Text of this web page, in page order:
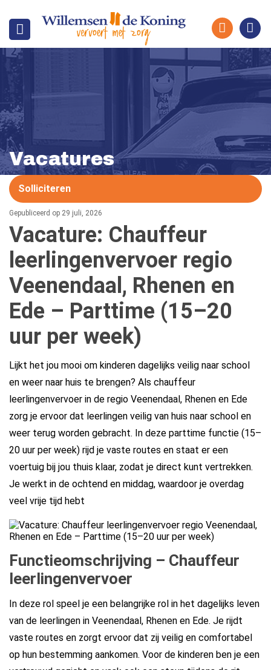
Vacatures
Solliciteren
Gepubliceerd op 29 juli, 2026
Vacature: Chauffeur
leerlingenvervoer regio
Veenendaal, Rhenen en
Ede – Parttime (15–20
uur per week)
Lijkt het jou mooi om kinderen dagelijks veilig naar school
en weer naar huis te brengen? Als chauffeur
leerlingenvervoer in de regio Veenendaal, Rhenen en Ede
zorg je ervoor dat leerlingen veilig van huis naar school en
weer terug worden gebracht. In deze parttime functie (15–
20 uur per week) rijd je vaste routes en staat er een
voertuig bij jou thuis klaar, zodat je direct kunt vertrekken.
Je werkt in de ochtend en middag, waardoor je overdag
veel vrije tijd hebt
Functieomschrijving – Chauffeur
leerlingenvervoer
In deze rol speel je een belangrijke rol in het dagelijks leven
van de leerlingen in Veenendaal, Rhenen en Ede. Je rijdt
vaste routes en zorgt ervoor dat zij veilig en comfortabel
op hun bestemming aankomen. Voor de kinderen ben je een